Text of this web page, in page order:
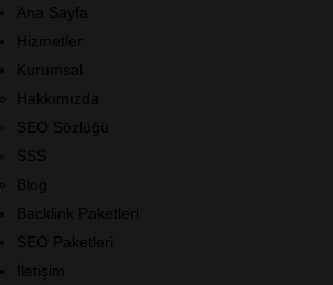
Ana Sayfa
Hizmetler
Kurumsal
Hakkımızda
SEO Sözlüğü
SSS
Blog
Backlink Paketleri
SEO Paketleri
İletişim